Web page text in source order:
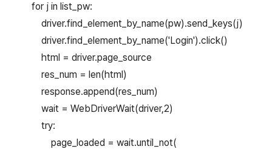
for j in list_pw:
driver.find_element_by_name(pw).send_keys(j)
driver.find_element_by_name('Login').click()
html = driver.page_source
res_num = len(html)
response.append(res_num)
wait = WebDriverWait(driver,2)
try:
page_loaded = wait.until_not(